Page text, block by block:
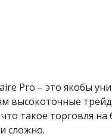
Pro – это якобы
высокоточные
такое торговля
сложно.